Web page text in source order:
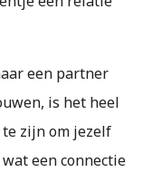
een partner
is het heel
zijn om jezelf
een connectie